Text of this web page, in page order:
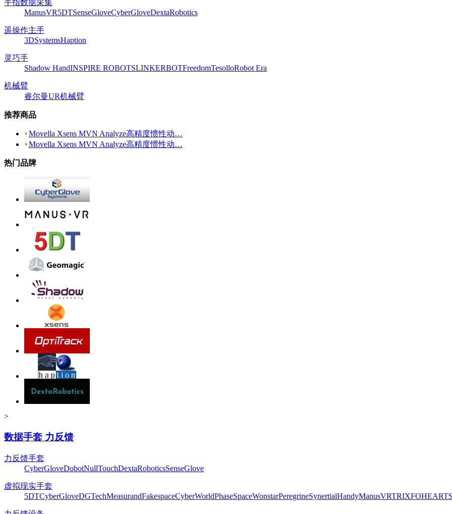
手指数据采集
ManusVR5DTSenseGloveCyberGloveDextaRobotics
遥操作主手
3DSystemsHaption
灵巧手
Shadow HandINSPIRE ROBOTSLINKERBOTFreedomTesolloRobot Era
机械臂
睿尔曼UR机械臂
推荐商品
Movella Xsens MVN Analyze高精度惯性动…
Movella Xsens MVN Analyze高精度惯性动…
热门品牌
>
数据手套 力反馈
力反馈手套
CyberGloveDobotNullTouchDextaRoboticsSenseGlove
虚拟现实手套
5DTCyberGloveDGTechMeasurandFakespaceCyberWorldPhaseSpaceWonstarPeregrineSynertialHandyManusVRTRIXFOHEART